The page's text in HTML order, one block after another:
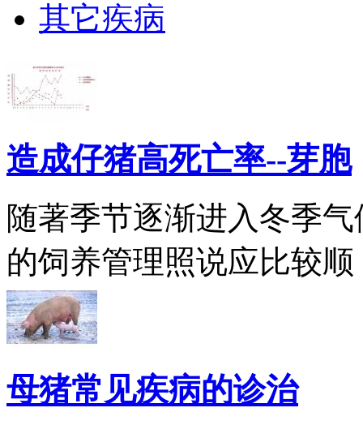
其它疾病
造成仔猪高死亡率--芽胞
随著季节逐渐进入冬季
的饲养管理照说应比较顺
母猪常见疾病的诊治